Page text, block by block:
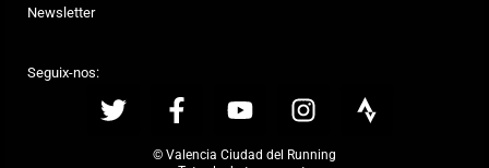
Newsletter
Seguix-nos:
© Valencia Ciudad del Running